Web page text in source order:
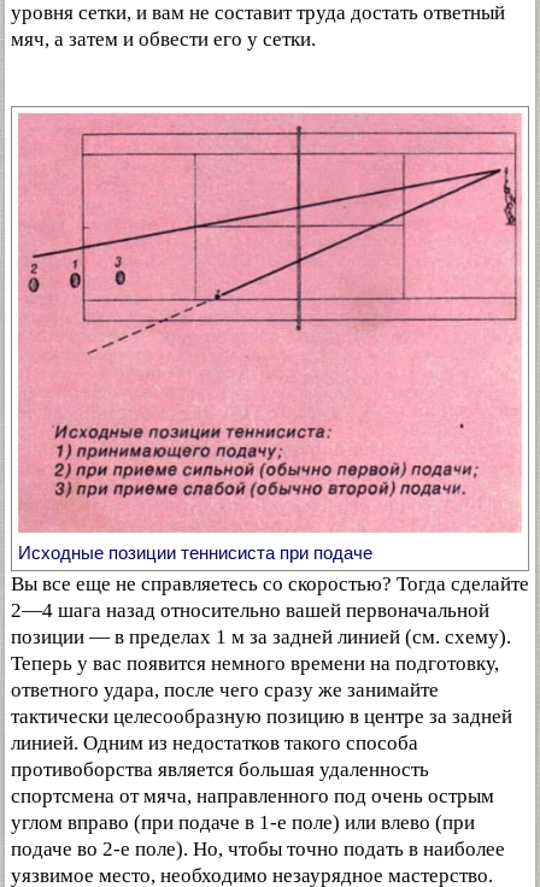
уровня сетки, и вам не составит труда достать ответный
мяч, а затем и обвести его у сетки.
Исходные позиции теннисиста при подаче
Вы все еще не справляетесь со скоростью? Тогда сделайте
2—4 шага назад относительно вашей первоначальной
позиции — в пределах 1 м за задней линией (см. схему).
Теперь у вас появится немного времени на подготовку,
ответного удара, после чего сразу же занимайте
тактически целесообразную позицию в центре за задней
линией. Одним из недостатков такого способа
противоборства является большая удаленность
спортсмена от мяча, направленного под очень острым
углом вправо (при подаче в 1-е поле) или влево (при
подаче во 2-е поле). Но, чтобы точно подать в наиболее
уязвимое место, необходимо незаурядное мастерство.